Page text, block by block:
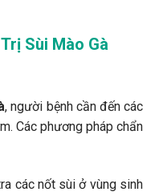
Sùi Mào Gà
, người bệnh cần đến các
Các phương pháp chẩn
các nốt sùi ở vùng sinh